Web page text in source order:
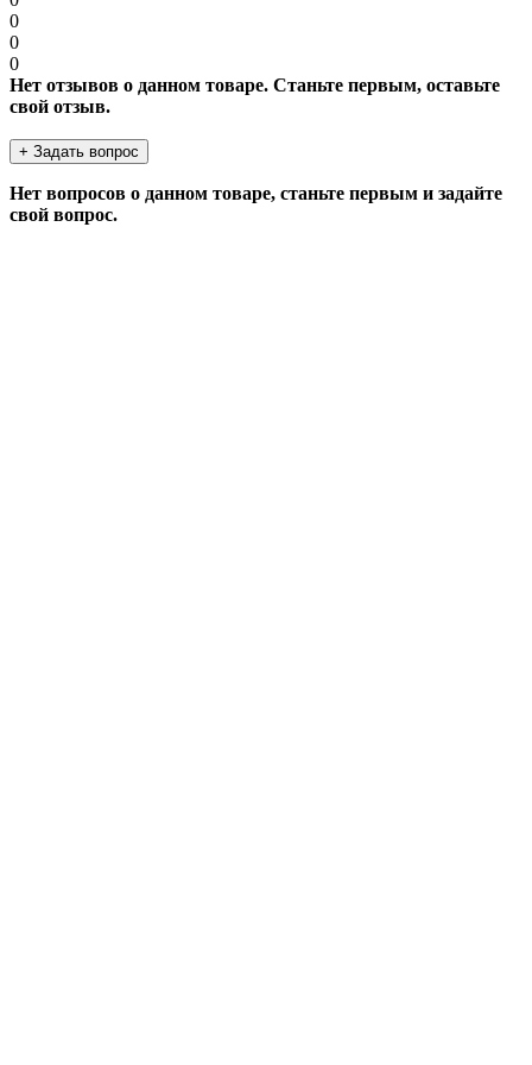
0
0
0
Нет отзывов о данном товаре. Станьте первым, оставьте
свой отзыв.
+ Задать вопрос
Нет вопросов о данном товаре, станьте первым и задайте
свой вопрос.